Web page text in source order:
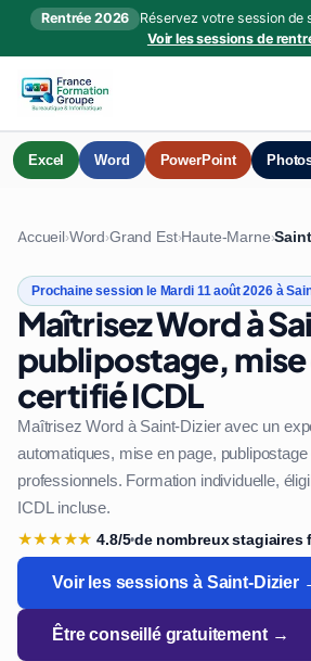
Rentrée 2026
Réservez votre session de
Voir les sessions de
Excel Word PowerPoint
Accueil›Word›Grand Est›Haute-Marne›
Prochaine session le Mardi 11 août 2026 à
Maîtrisez Word à
publipostage, mise
certifié ICDL
Maîtrisez Word à Saint-Dizier avec un
automatiques, mise en page,
professionnels. Formation individuelle,
ICDL incluse.
★★★★★ 4.8/5•de nombreux stagiaires
Voir les sessions à Saint-Dizier
Être conseillé gratuitement →